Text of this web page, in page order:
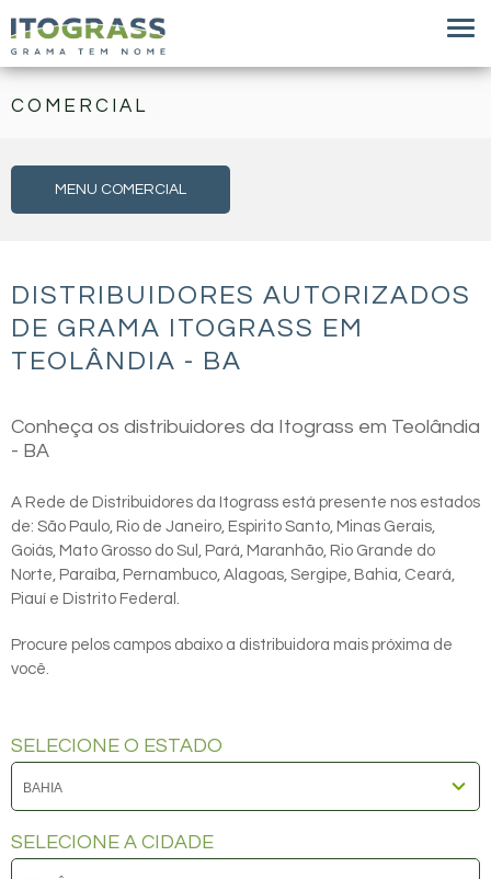
COMERCIAL
MENU COMERCIAL
DISTRIBUIDORES AUTORIZADOS
DE GRAMA ITOGRASS EM
TEOLÂNDIA - BA
Conheça os distribuidores da Itograss em Teolândia
- BA
A Rede de Distribuidores da Itograss está presente nos estados
de: São Paulo, Rio de Janeiro, Espirito Santo, Minas Gerais,
Goiás, Mato Grosso do Sul, Pará, Maranhão, Rio Grande do
Norte, Paraíba, Pernambuco, Alagoas, Sergipe, Bahia, Ceará,
Piauí e Distrito Federal.
Procure pelos campos abaixo a distribuidora mais próxima de
você.
SELECIONE O ESTADO
SELECIONE A CIDADE